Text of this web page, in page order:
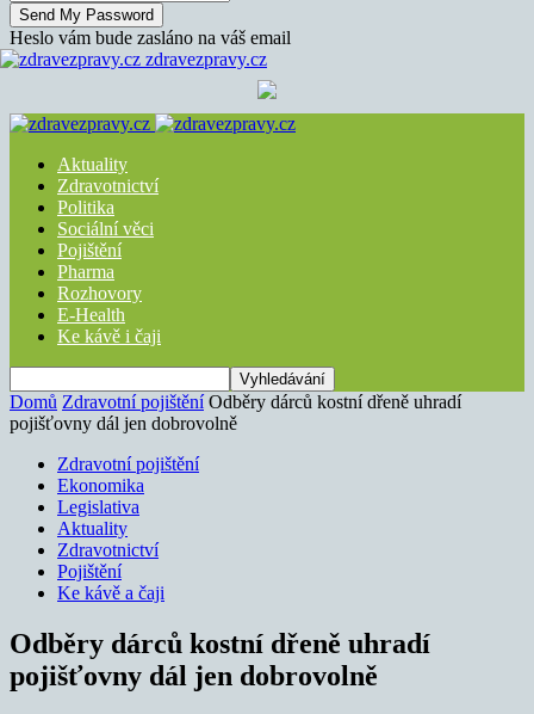
Heslo vám bude zasláno na váš email
zdravezpravy.cz
Aktuality
Zdravotnictví
Politika
Sociální věci
Pojištění
Pharma
Rozhovory
E-Health
Ke kávě i čaji
Domů Zdravotní pojištění Odběry dárců kostní dřeně uhradí
pojišťovny dál jen dobrovolně
Zdravotní pojištění
Ekonomika
Legislativa
Aktuality
Zdravotnictví
Pojištění
Ke kávě a čaji
Odběry dárců kostní dřeně uhradí
pojišťovny dál jen dobrovolně